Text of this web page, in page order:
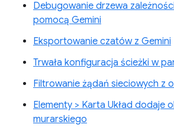
Debugowanie drzewa
pomocą Gemini
Eksportowanie czatów z Gemini
Trwała konfiguracja ścieżki w
Filtrowanie żądań sieciowych z
Elementy > Karta Układ dodaje
murarskiego